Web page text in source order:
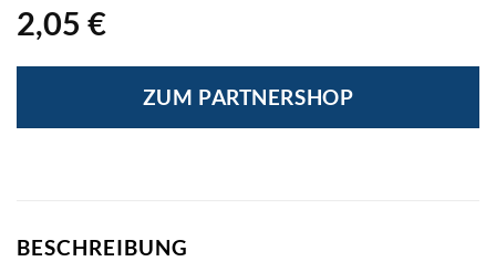
2,05 €
ZUM PARTNERSHOP
BESCHREIBUNG